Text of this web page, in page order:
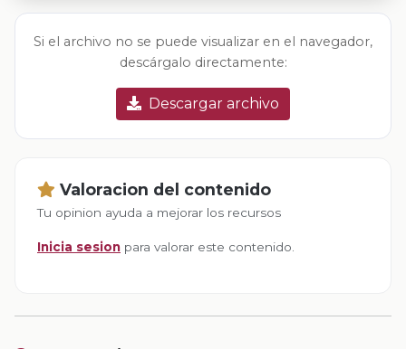
Si el archivo no se puede visualizar en el navegador,
descárgalo directamente:
Descargar archivo
Valoracion del contenido
Tu opinion ayuda a mejorar los recursos
Inicia sesion para valorar este contenido.